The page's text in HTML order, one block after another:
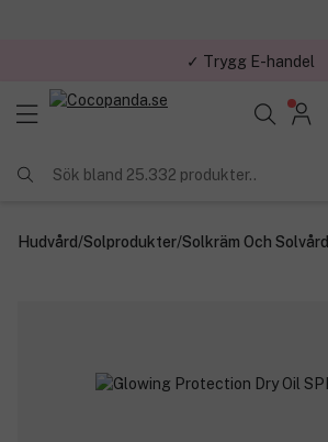
✓ Trygg E-handel
Sök bland 25.332 produkter..
Hudvård/Solprodukter/Solkräm Och Solvård